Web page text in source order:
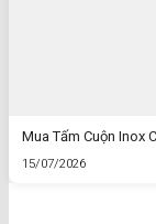
Mua Tấm Cuộn Inox
15/07/2026